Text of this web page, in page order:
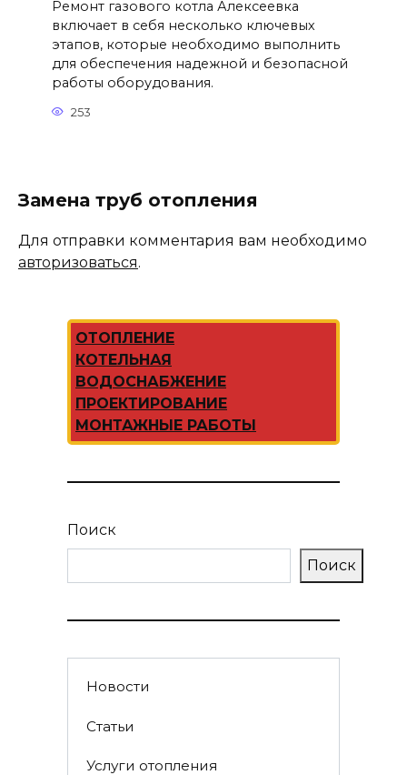
Ремонт газового котла Алексеевка
включает в себя несколько ключевых
этапов, которые необходимо выполнить
для обеспечения надежной и безопасной
работы оборудования.
253
Замена труб отопления
Для отправки комментария вам необходимо
авторизоваться.
ОТОПЛЕНИЕ
КОТЕЛЬНАЯ
ВОДОСНАБЖЕНИЕ
ПРОЕКТИРОВАНИЕ
МОНТАЖНЫЕ РАБОТЫ
Поиск
Поиск
Новости
Статьи
Услуги отопления